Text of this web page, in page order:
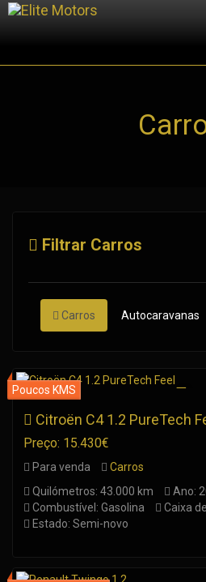
Filtrar Carros
Carros Autocaravanas
Citroën C4 1.2 PureTech
Preço: 15.430€
Para venda
Carros
Quilómetros: 43.000 km
Ano:
Combustível: Gasolina
Caixa
Estado: Semi-novo